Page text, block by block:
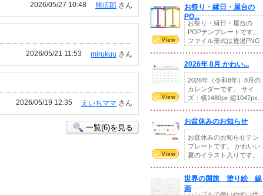
熊伍郎 さん
2026/05/27 10:48
mirukuu さん
2026/05/21 11:53
えいちママ さん
2026/05/19 12:35
一覧(6)を見る
お祭り・縁日・屋台の
PO...
お祭り・縁日・屋台の
POPテンプレートです。
ファイル形式は透過PNG
2026年 8月 かわい...
2026年（令和8年）8月の
カレンダーです。 サイ
ズ：横1480px 縦1047px...
お盆休みのお知らせ
お盆休みのお知らせテン
プレートです。 かわいい
夏のイラスト入りです。
世界の国旗 塗り絵 線
画